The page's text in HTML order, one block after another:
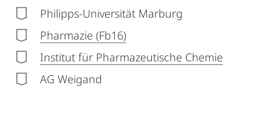
Philipps-Universität Marburg
Pharmazie (Fb16)
Institut für Pharmazeutische Chemie
AG Weigand